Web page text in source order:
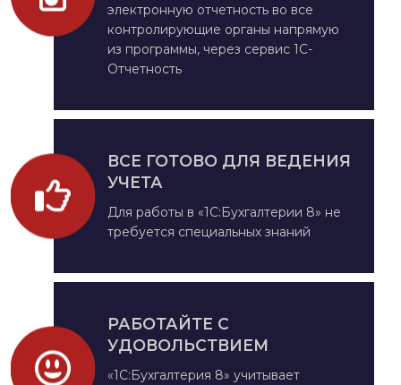
электронную отчетность во все
контролирующие органы напрямую
из программы, через сервис 1С-
Отчетность
ВСЕ ГОТОВО ДЛЯ ВЕДЕНИЯ
УЧЕТА
Для работы в «1С:Бухгалтерии 8» не
требуется специальных знаний
РАБОТАЙТЕ С
УДОВОЛЬСТВИЕМ
«1С:Бухгалтерия 8» учитывает